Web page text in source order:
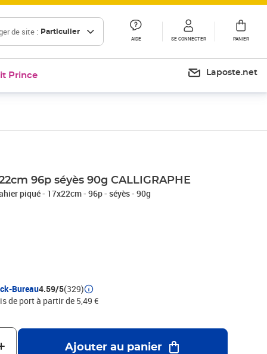
de site : Particulier
AIDE SE CONNECTER PANIER
Prince Laposte.net
96p séyès 90g CALLIGRAPHE
piqué - 17x22cm - 96p - séyès - 90g
Bureau4.59/5(329)
de port à partir de 5,49 €
Ajouter au panier